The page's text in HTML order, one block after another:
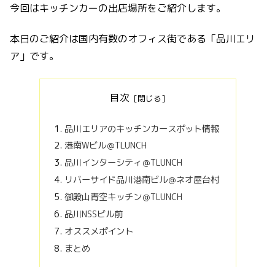
今回はキッチンカーの出店場所をご紹介します。
本日のご紹介は国内有数のオフィス街である「品川エリ
ア」です。
目次
品川エリアのキッチンカースポット情報
港南Wビル＠TLUNCH
品川インターシティ＠TLUNCH
リバーサイド品川港南ビル＠ネオ屋台村
御殿山青空キッチン＠TLUNCH
品川NSSビル前
オススメポイント
まとめ